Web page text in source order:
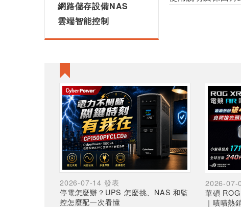
網路儲存設備NAS
雲端智能控制
2026-07-14 發表
停電怎麼辦？UPS 怎麼挑、NAS 和監
控怎麼配一次看懂
2026-07-
華碩
｜嘖嘖熱